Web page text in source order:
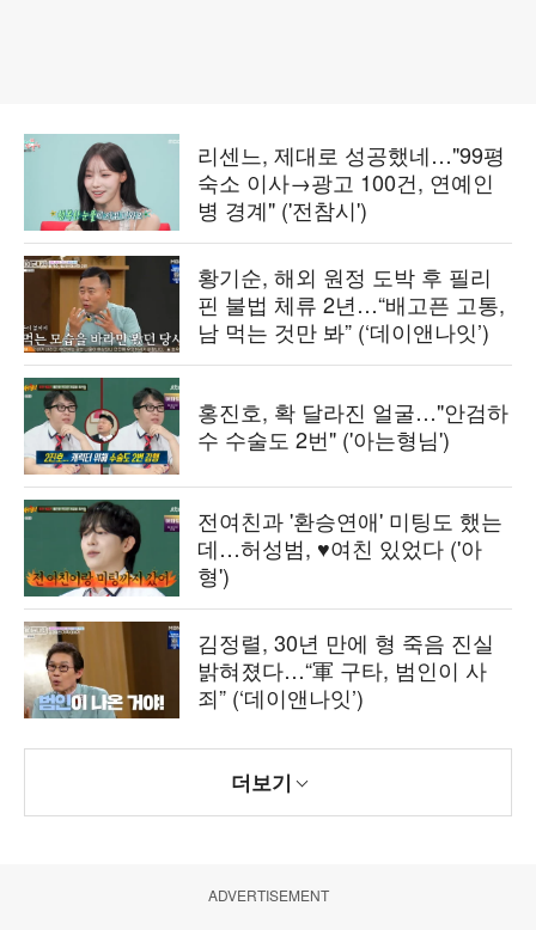
리센느, 제대로 성공했네…"99평
숙소 이사→광고 100건, 연예인
병 경계" ('전참시')
황기순, 해외 원정 도박 후 필리
핀 불법 체류 2년…“배고픈 고통,
남 먹는 것만 봐” (‘데이앤나잇’)
홍진호, 확 달라진 얼굴…"안검하
수 수술도 2번" ('아는형님')
전여친과 '환승연애' 미팅도 했는
데…허성범, ♥여친 있었다 ('아
형')
김정렬, 30년 만에 형 죽음 진실
밝혀졌다…“軍 구타, 범인이 사
죄” (‘데이앤나잇’)
더보기
ADVERTISEMENT